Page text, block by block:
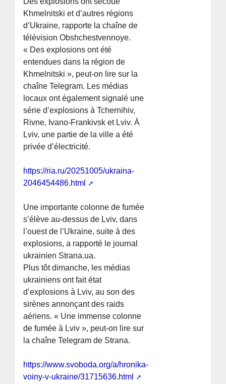
Khmelnitski et d’autres régions
d’Ukraine, rapporte la chaîne de
télévision Obshchestvennoye.
« Des explosions ont été
entendues dans la région de
Khmelnitski », peut-on lire sur la
chaîne Telegram. Les médias
locaux ont également signalé une
série d’explosions à Tchernihiv,
Rivne, Ivano-Frankivsk et Lviv. À
Lviv, une partie de la ville a été
privée d’électricité.
https://ria.ru/20251005/ukraina-
2046454486.html
Une importante colonne de fumée
s’élève au-dessus de Lviv, dans
l’ouest de l’Ukraine, suite à des
explosions, a rapporté le journal
ukrainien Strana.ua.
Plus tôt dimanche, les médias
ukrainiens ont fait état
d’explosions à Lviv, au son des
sirènes annonçant des raids
aériens. « Une immense colonne
de fumée à Lviv », peut-on lire sur
la chaîne Telegram de Strana.
https://www.svoboda.org/a/hronika-
voiny-v-ukraine/31715636.html